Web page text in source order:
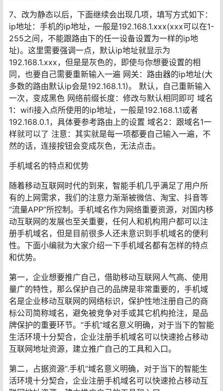
7、改为静态以后，下面继续会出现几项，填写方式如下：
ip地址：手机的ip地址，一般是192.168.1.xxx(xxx可以在1-
255之间，不能跟路由下的任一设备设置为一样的ip地
址)。这里需要强调一点，默认ip地址就显示为
192.168.1.xxx，但是是灰色的，即使与你想要设置的相
同，也要自己需要重新输入一遍 网关：路由器的ip地址(大
多数的路由默认ip会是192.168.1.1)。 默认，自己重新输入
一次，变成黑色 网络前缀长度：修改与默认相同即可 域名
1：wifi接入点所使用的ip地址，一般是192.168.1.1或者
192.168.0.1，具体要参考路由上的设置 域名2：跟域名1一
样就可以了 注意：其实就是每一项都要自己输入一遍，不
然的话，连接按钮会变成灰色，无法点击。
手机域名的特点和优势
随着移动互联网时代的到来，智能手机几乎满足了用户所
有的上网需求，我们的注意力渐渐被微信、淘宝、抖音等
“流量APP”所控制。手机域名作为网络重要资源，对国内移
动互联网的发展也至关重要，任何人和机构用户都可以注
册手机域名，但是目前很多人还未意识到手机域名的便利
性。下面小编就为大家介绍一下手机域名都有怎样的特点
和优势。
第一，企业想要推广自己，借助移动互联网人气高、使用
量广的特性，那么保护自己的品牌是非常重要的，手机域
名是企业移动互联网的网络标识，保护性地注册自己的商
标公司简称域名，避免被竞争对手或其它机构抢注，是品
牌保护的重要环节。“手机”域名意义明确，对于当下的智能
生活环境十分契合，企业注册手机域名可以快速抢占移动
互联网地址资源，建立推广自己的工具和入口。
第二，占据资源“.手机”域名意义明确，对于当下的智能生
活环境十分契合，企业注册手机域名可以快速抢占移动互